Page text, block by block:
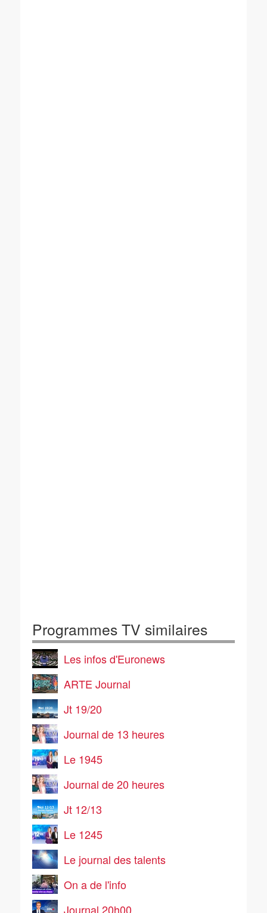
Programmes TV similaires
Les infos d'Euronews
ARTE Journal
Jt 19/20
Journal de 13 heures
Le 1945
Journal de 20 heures
Jt 12/13
Le 1245
Le journal des talents
On a de l'info
Journal 20h00